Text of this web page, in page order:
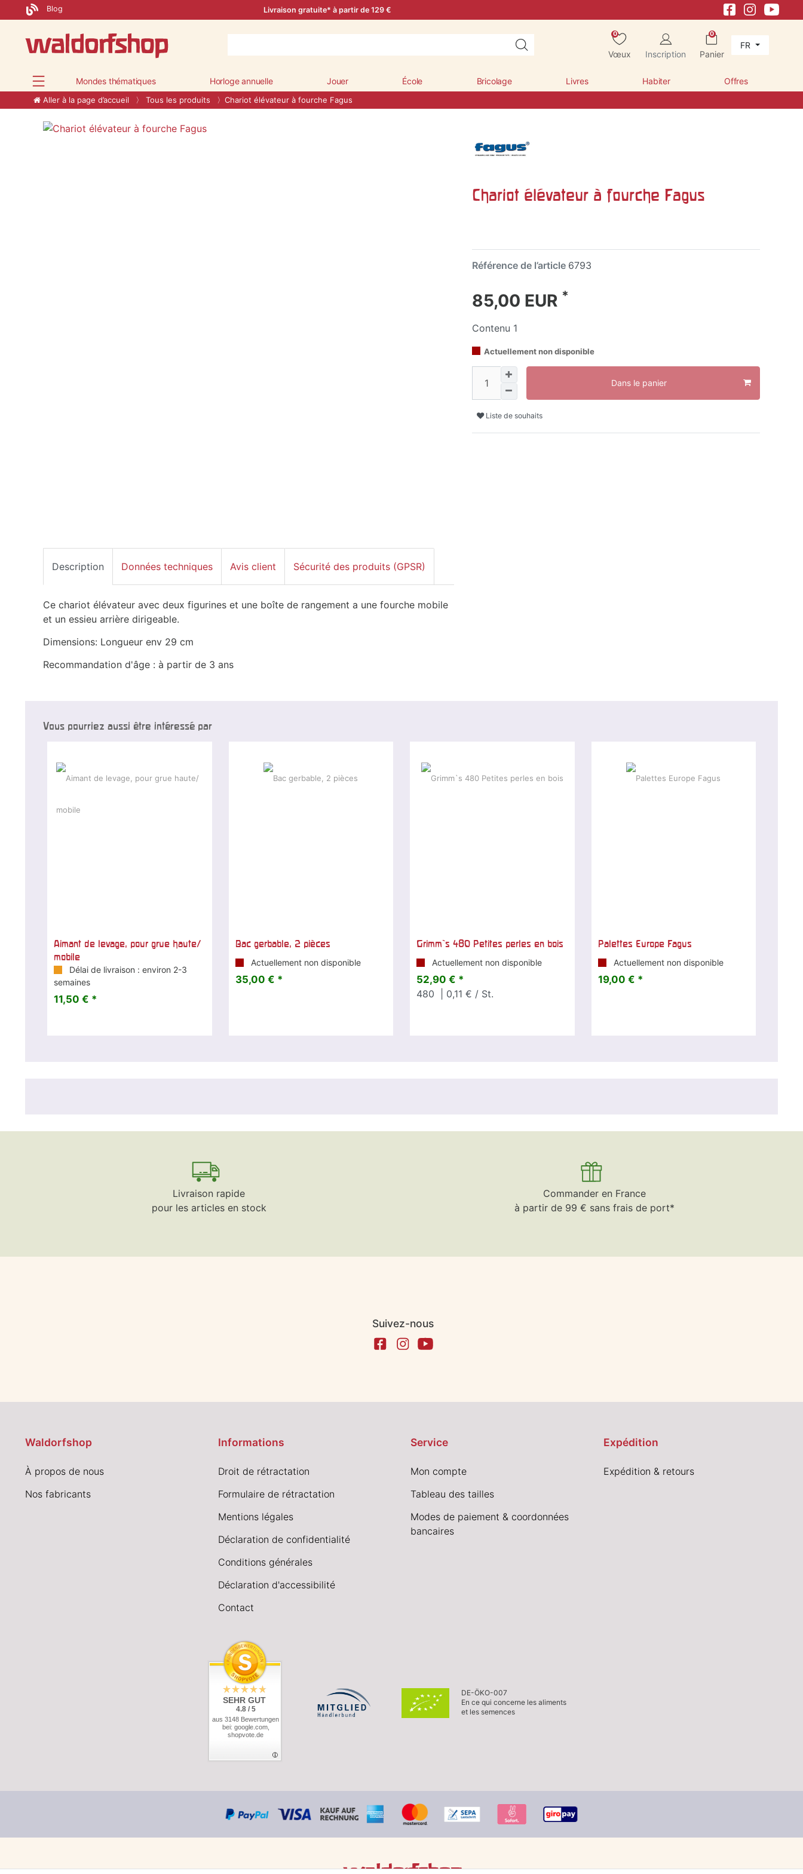
Blog Livraison gratuite* à partir de 129 €
0
Vœux Inscription
0
Panier
FR
Mondes thématiques Horloge annuelle Jouer École Bricolage Livres Habiter Offres
Aller à la page d’accueil Tous les produits Chariot élévateur à fourche Fagus
Chariot élévateur à fourche Fagus
Référence de l’article 6793
85,00 EUR *
Contenu 1
Actuellement non disponible
Dans le panier
Liste de souhaits
Description Données techniques Avis client Sécurité des produits (GPSR)
Ce chariot élévateur avec deux figurines et une boîte de rangement a une fourche mobile
et un essieu arrière dirigeable.
Dimensions: Longueur env 29 cm
Recommandation d'âge : à partir de 3 ans
Vous pourriez aussi être intéressé par
Aimant de levage, pour grue haute/
mobile
Délai de livraison : environ 2-3
semaines
11,50 € *
Bac gerbable, 2 pièces
Actuellement non disponible
35,00 € *
Grimm`s 480 Petites perles en bois
Actuellement non disponible
52,90 € *
480
| 0,11 € / St.
Palettes Europe Fagus
Actuellement non disponible
19,00 € *
Livraison rapide
pour les articles en stock
Commander en France
à partir de 99 € sans frais de port*
Suivez-nous
Waldorfshop
À propos de nous
Nos fabricants
Informations
Droit de rétractation
Formulaire de rétractation
Mentions légales
Déclaration de confidentialité
Conditions générales
Déclaration d'accessibilité
Contact
Service
Mon compte
Tableau des tailles
Modes de paiement & coordonnées
bancaires
Expédition
Expédition & retours
SEHR GUT
4.8 / 5
aus 3148 Bewertungen
bei: google.com,
shopvote.de
DE-ÖKO-007
En ce qui concerne les aliments
et les semences